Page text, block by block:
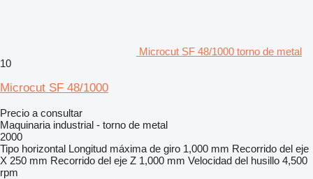
Microcut SF 48/1000 torno de metal
10
Microcut SF 48/1000
Precio a consultar
Maquinaria industrial - torno de metal
2000
Tipo horizontal Longitud máxima de giro 1,000 mm Recorrido del eje
X 250 mm Recorrido del eje Z 1,000 mm Velocidad del husillo 4,500
rpm